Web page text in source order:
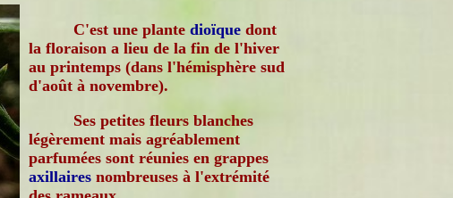
C'est une plante dioïque dont
la floraison a lieu de la fin de l'hiver
au printemps (dans l'hémisphère sud
d'août à novembre).
Ses petites fleurs blanches
légèrement mais agréablement
parfumées sont réunies en grappes
axillaires nombreuses à l'extrémité